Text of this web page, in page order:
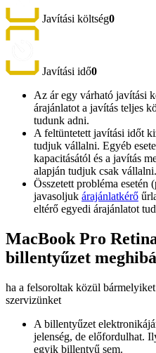
Javítási költség0
Javítási idő0
Az ár egy várható javítási
árajánlatot a javítás teljes
tudunk adni.
A feltüntetett javítási időt
tudjuk vállalni. Egyéb
kapacitásától és a javítás
alapján tudjuk csak vállalni.
Összetett probléma esetén
javasoljuk árajánlatkérő
eltérő egyedi árajánlatot
MacBook Pro
billentyűzet
ha a felsoroltak közül
szervizünket
A billentyűzet
jelenség, de előfordulhat.
egyik billentyű sem.